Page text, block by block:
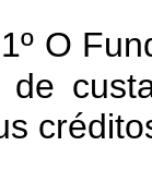
O
de